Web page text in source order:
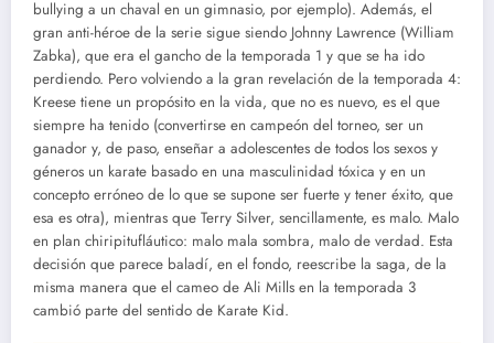
bullying a un chaval en un gimnasio, por ejemplo). Además, el
gran anti-héroe de la serie sigue siendo Johnny Lawrence (William
Zabka), que era el gancho de la temporada 1 y que se ha ido
perdiendo. Pero volviendo a la gran revelación de la temporada 4:
Kreese tiene un propósito en la vida, que no es nuevo, es el que
siempre ha tenido (convertirse en campeón del torneo, ser un
ganador y, de paso, enseñar a adolescentes de todos los sexos y
géneros un karate basado en una masculinidad tóxica y en un
concepto erróneo de lo que se supone ser fuerte y tener éxito, que
esa es otra), mientras que Terry Silver, sencillamente, es malo. Malo
en plan chiripitufláutico: malo mala sombra, malo de verdad. Esta
decisión que parece baladí, en el fondo, reescribe la saga, de la
misma manera que el cameo de Ali Mills en la temporada 3
cambió parte del sentido de Karate Kid.